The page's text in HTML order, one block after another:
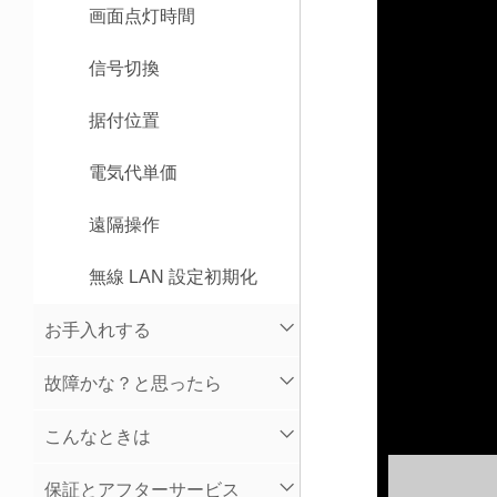
画面点灯時間
信号切換
据付位置
電気代単価
遠隔操作
無線 LAN 設定初期化
お手入れする
故障かな？と思ったら
こんなときは
保証とアフターサービス